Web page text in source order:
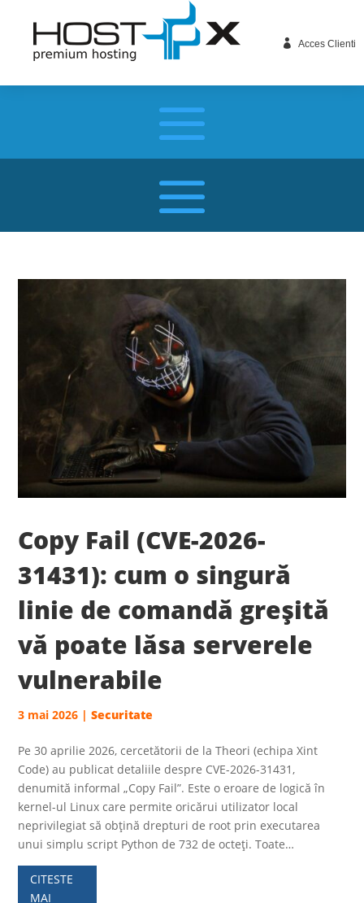
 Acces Clienti
Copy Fail (CVE-2026-
31431): cum o singură
linie de comandă greșită
vă poate lăsa serverele
vulnerabile
3 mai 2026 |Securitate
Pe 30 aprilie 2026, cercetătorii de la Theori (echipa Xint
Code) au publicat detaliile despre CVE-2026-31431,
denumită informal „Copy Fail”. Este o eroare de logică în
kernel-ul Linux care permite oricărui utilizator local
neprivilegiat să obțină drepturi de root prin executarea
unui simplu script Python de 732 de octeți. Toate…
CITESTE
MAI